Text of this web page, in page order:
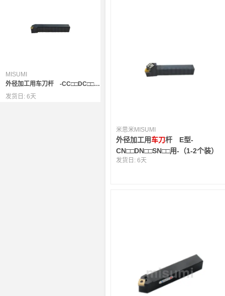
MISUMI
外径加工用车刀杆 -CC□□DC□□用-
发货日: 6天
米思米MISUMI
外径加工用车刀杆 E型-
CN□□DN□□SN□□用-（1-2个装）
发货日:6天